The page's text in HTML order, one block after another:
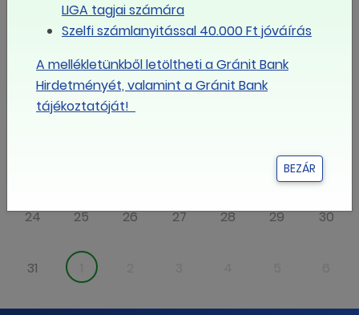
28 29 30
4 5 6 7 8
10 11 12
22
24 25 26 27 28 29 30
31
LIGA tagjai számára
Szelfi számlanyitással 40.000 Ft jóváírás
A mellékletünkből letöltheti a Gránit Bank
Hirdetményét, valamint a Gránit Bank
tájékoztatóját!
BEZÁR